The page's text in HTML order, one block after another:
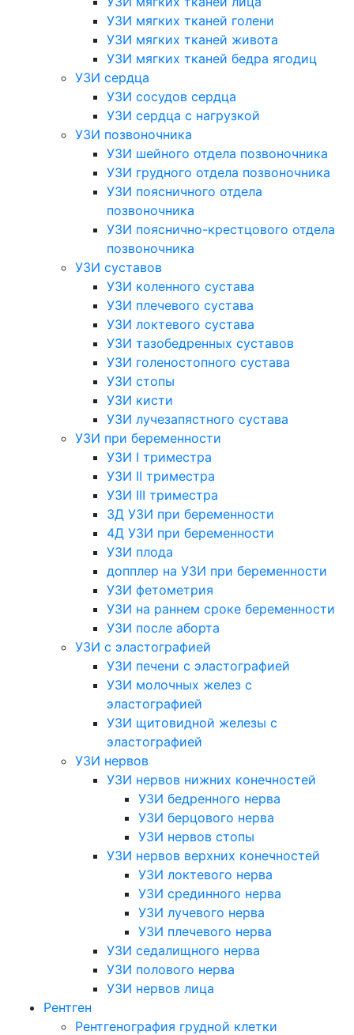
УЗИ мягких тканей голени
УЗИ мягких тканей живота
УЗИ мягких тканей бедра ягодиц
УЗИ сердца
УЗИ сосудов сердца
УЗИ сердца с нагрузкой
УЗИ позвоночника
УЗИ шейного отдела позвоночника
УЗИ грудного отдела позвоночника
УЗИ поясничного отдела
позвоночника
УЗИ пояснично-крестцового отдела
позвоночника
УЗИ суставов
УЗИ коленного сустава
УЗИ плечевого сустава
УЗИ локтевого сустава
УЗИ тазобедренных суставов
УЗИ голеностопного сустава
УЗИ стопы
УЗИ кисти
УЗИ лучезапястного сустава
УЗИ при беременности
УЗИ I триместра
УЗИ II триместра
УЗИ III триместра
3Д УЗИ при беременности
4Д УЗИ при беременности
УЗИ плода
допплер на УЗИ при беременности
УЗИ фетометрия
УЗИ на раннем сроке беременности
УЗИ после аборта
УЗИ с эластографией
УЗИ печени с эластографией
УЗИ молочных желез с
эластографией
УЗИ щитовидной железы с
эластографией
УЗИ нервов
УЗИ нервов нижних конечностей
УЗИ бедренного нерва
УЗИ берцового нерва
УЗИ нервов стопы
УЗИ нервов верхних конечностей
УЗИ локтевого нерва
УЗИ срединного нерва
УЗИ лучевого нерва
УЗИ плечевого нерва
УЗИ седалищного нерва
УЗИ полового нерва
УЗИ нервов лица
Рентген
Рентгенография грудной клетки